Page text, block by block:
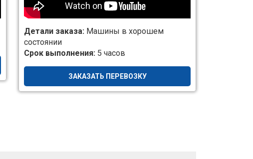
Детали заказа: Машины в хорошем
состоянии
Срок выполнения: 5 часов
ЗАКАЗАТЬ ПЕРЕВОЗКУ